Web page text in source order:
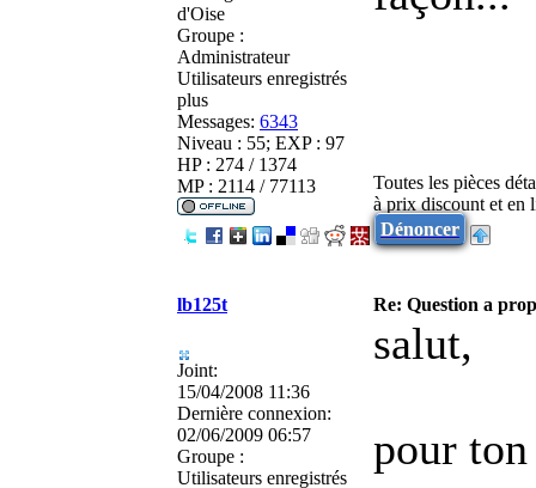
d'Oise
Groupe :
Administrateur
Utilisateurs enregistrés
plus
Messages: 6343
Niveau : 55; EXP : 97
HP : 274 / 1374
MP : 2114 / 77113
Toutes les pièces
à prix discount et
Dénoncer
lb125t Re: Question a
Joint:
15/04/2008 11:36
Dernière connexion:
02/06/2009 06:57
Groupe :
Utilisateurs enregistrés
salut,
pour